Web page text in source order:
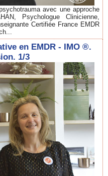
avec une approche
Psychologue Clinicienne,
Certifiée France EMDR
en EMDR - IMO ®.
1/3